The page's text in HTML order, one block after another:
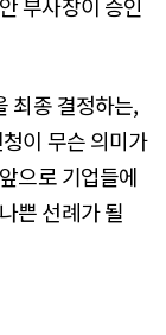
최종 결정하는,
이 무슨 의미가
으로 기업들에
쁜 선례가 될